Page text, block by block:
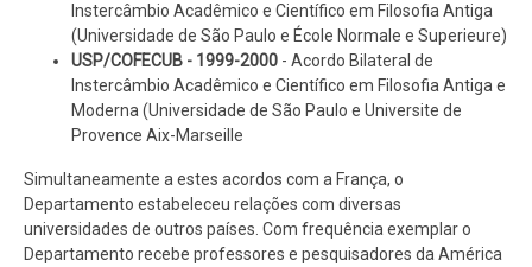
Instercâmbio Acadêmico e Científico em Filosofia Antiga
(Universidade de São Paulo e École Normale e Superieure)
USP/COFECUB - 1999-2000 - Acordo Bilateral de
Instercâmbio Acadêmico e Científico em Filosofia Antiga e
Moderna (Universidade de São Paulo e Universite de
Provence Aix-Marseille
Simultaneamente a estes acordos com a França, o
Departamento estabeleceu relações com diversas
universidades de outros países. Com frequência exemplar o
Departamento recebe professores e pesquisadores da América